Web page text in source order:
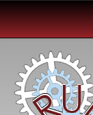
navigation